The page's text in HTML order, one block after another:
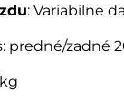
: Variabilne
predné/zadné